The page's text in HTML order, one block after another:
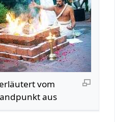
vom
aus